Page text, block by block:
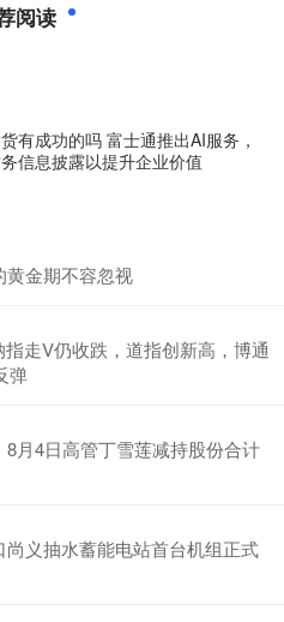
阅读
有成功的吗 富士通推出AI服务，
信息披露以提升企业价值
黄金期不容忽视
走V仍收跌，道指创新高，博通
弹
月4日高管丁雪莲减持股份合计
义抽水蓄能电站首台机组正式